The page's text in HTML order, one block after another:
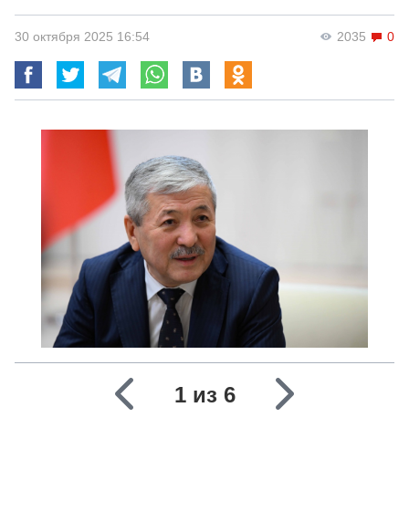
2035 0
30 октября 2025 16:54
1 из 6